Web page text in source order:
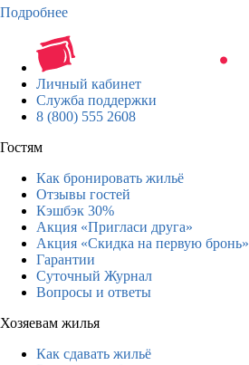
Подробнее
Личный кабинет
Служба поддержки
8 (800) 555 2608
Гостям
Как бронировать жильё
Отзывы гостей
Кэшбэк 30%
Акция «Пригласи друга»
Акция «Скидка на первую бронь»
Гарантии
Суточный Журнал
Вопросы и ответы
Хозяевам жилья
Как сдавать жильё